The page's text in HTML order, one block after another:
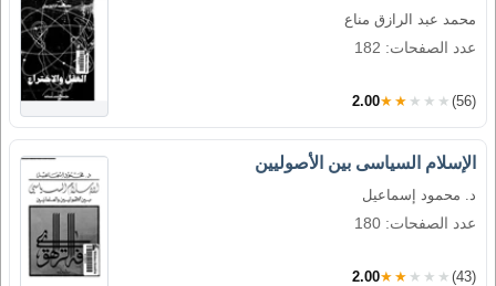
محمد عبد الرازق مناع
عدد الصفحات: 182
2.00★★★★★ (56)
الإسلام السياسى بين الأصوليين
د. محمود إسماعيل
عدد الصفحات: 180
2.00★★★★★ (43)